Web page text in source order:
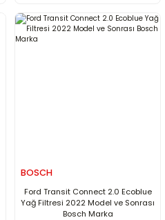
BOSCH
Ford Transit Connect 2.0 Ecoblue
Yağ Filtresi 2022 Model ve Sonrası
Bosch Marka